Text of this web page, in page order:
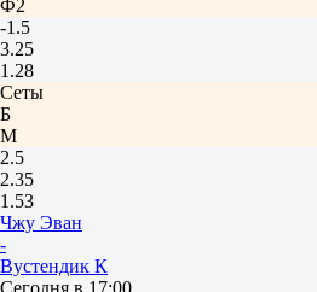
Ф2
-1.5
3.25
1.28
Сеты
Б
М
2.5
2.35
1.53
Чжу Эван
-
Вустендик К
Сегодня в 17:00